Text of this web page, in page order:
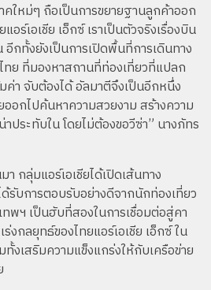
คใหม่ๆ ถือเป็นการขยายฐานลูกค้าออก
อร์เอเชีย เอ็กซ์ เราเป็นตัวจริงเรื่องบิน
กทั้งยังเป็นการเปิดพื้นที่การเดินทาง
ทย ที่มองหาสถานที่ท่องเที่ยวที่แปลก
ค่า จับต้องได้ อัลมาตีจึงเป็นอีกหนึ่ง
อกไปค้นหาความสวยงาม สร้างความ
ประทับใน โดยไม่ต้องขอวีซ่า” นางภัทร
กลุ่มแอร์เอเชียได้เปิดเส้นทาง
รับการตอบรับอย่างดีจากนักท่องเที่ยว
พฯ เป็นฮับที่สองในการเชื่อมต่อสู่คา
งกลยุทธ์ของไทยแอร์เอเชีย เอ็กซ์ ใน
งเสริมความแข็งแกร่งให้กับเครือข่าย